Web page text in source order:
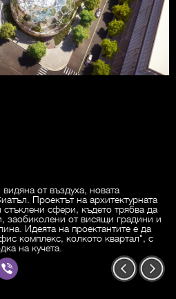
от въздуха, новата
Проектът на архитектурната
сфери, където трябва да
заобиколени от висящи градини и
Идеята на проектантите е да
комплекс, колкото квартал", с
на кучета.